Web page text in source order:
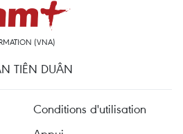
(VNA)
TIÊN DUÂN
Conditions d'utilisation